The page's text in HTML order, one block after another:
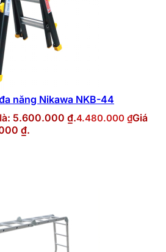
năng Nikawa NKB-44
5.600.000 ₫.4.480.000 ₫Giá
₫.